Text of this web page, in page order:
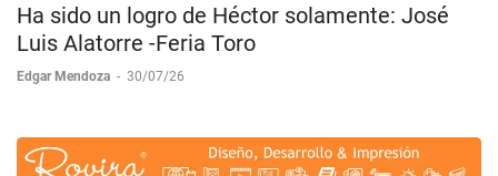
Ha sido un logro de Héctor solamente: José
Luis Alatorre -Feria Toro
Edgar Mendoza - 30/07/26